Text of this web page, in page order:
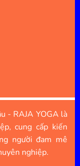
- RAJA YOGA là
cung cấp kiến
người đam mê
nghiệp.